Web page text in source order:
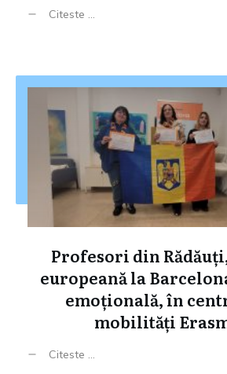
Citeste ...
Profesori din
europeană la
emoțională, în
mobilități
Citeste ...